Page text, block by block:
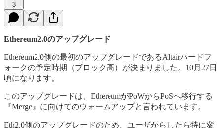
3
Ethereum2.0のアップグレード
Ethereum2.0側の最初のアップグレードであるAltairハードフ
ォークの予定時期（ブロック高）が決まりました。10月27日
頃になります。
このアップグレードは、EthereumがPoWからPoSへ移行する
『Merge』に向けてのウォームアップと言われています。
Eth2.0側のアップグレードのため、ユーザからしたら特に変